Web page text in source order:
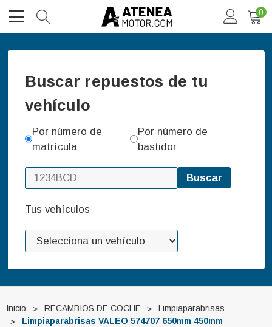
0
Buscar repuestos de tu
vehículo
Por número de
matrícula
Por número de
bastidor
Buscar
Tus vehículos
Inicio RECAMBIOS DE COCHE
Limpiaparabrisas
Limpiaparabrisas VALEO 574707 650mm 450mm